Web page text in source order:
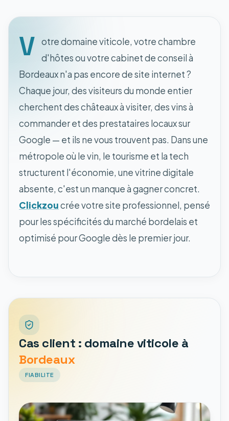
V otre domaine viticole, votre chambre
d'hôtes ou votre cabinet de conseil à
Bordeaux n'a pas encore de site internet ?
Chaque jour, des visiteurs du monde entier
cherchent des châteaux à visiter, des vins à
commander et des prestataires locaux sur
Google — et ils ne vous trouvent pas. Dans une
métropole où le vin, le tourisme et la tech
structurent l'économie, une vitrine digitale
absente, c'est un manque à gagner concret.
Clickzoucrée votre site professionnel, pensé
pour les spécificités du marché bordelais et
optimisé pour Google dès le premier jour.
Cas client : domaine viticole à
Bordeaux
FIABILITE